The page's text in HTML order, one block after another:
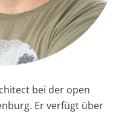
bei der open
Er verfügt über